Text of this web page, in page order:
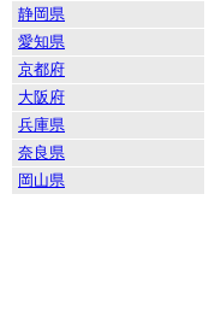
静岡県
愛知県
京都府
大阪府
兵庫県
奈良県
岡山県